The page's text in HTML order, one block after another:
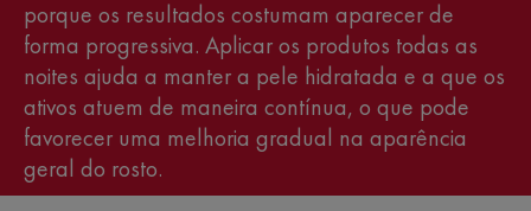
porque os resultados costumam aparecer de
forma progressiva. Aplicar os produtos todas as
noites ajuda a manter a pele hidratada e a que os
ativos atuem de maneira contínua, o que pode
favorecer uma melhoria gradual na aparência
geral do rosto.